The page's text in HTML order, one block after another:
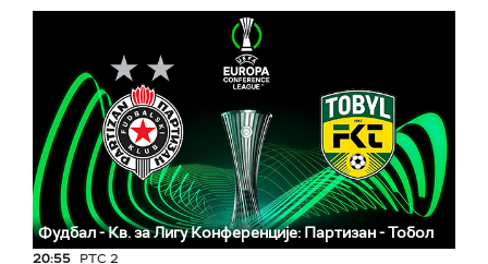
Фудбал - Кв. за Лигу Конференције: Партизан - Тобол
20:55 РТС 2